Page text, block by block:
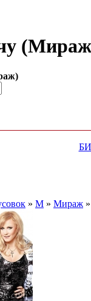
» М » Мираж